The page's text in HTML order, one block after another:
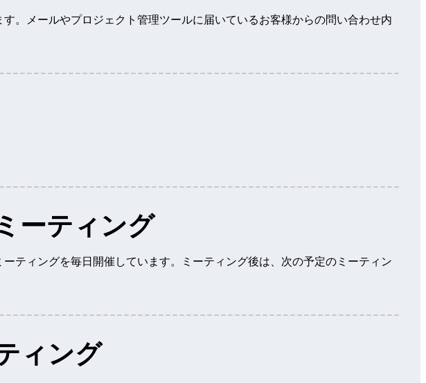
。メールやプロジェクト管理ツールに届いているお客様からの問い合わせ内
ーティング
ティングを毎日開催しています。ミーティング後は、次の予定のミーティン
ィング